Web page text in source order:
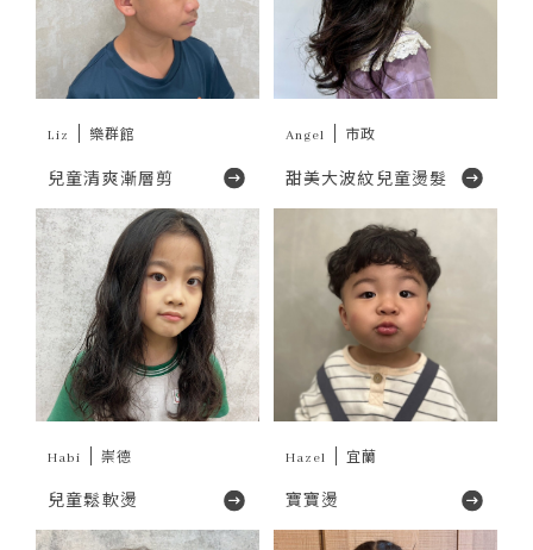
Liz 樂群館
兒童清爽漸層剪
Angel 市政
甜美大波紋兒童燙髮
Habi 崇德
兒童鬆軟燙
Hazel 宜蘭
寶寶燙